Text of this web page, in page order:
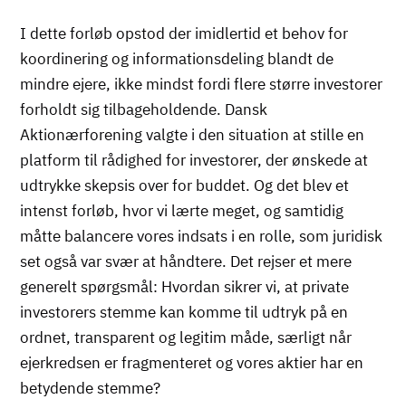
I dette forløb opstod der imidlertid et behov for
koordinering og informationsdeling blandt de
mindre ejere, ikke mindst fordi flere større investorer
forholdt sig tilbageholdende. Dansk
Aktionærforening valgte i den situation at stille en
platform til rådighed for investorer, der ønskede at
udtrykke skepsis over for buddet. Og det blev et
intenst forløb, hvor vi lærte meget, og samtidig
måtte balancere vores indsats i en rolle, som juridisk
set også var svær at håndtere. Det rejser et mere
generelt spørgsmål: Hvordan sikrer vi, at private
investorers stemme kan komme til udtryk på en
ordnet, transparent og legitim måde, særligt når
ejerkredsen er fragmenteret og vores aktier har en
betydende stemme?